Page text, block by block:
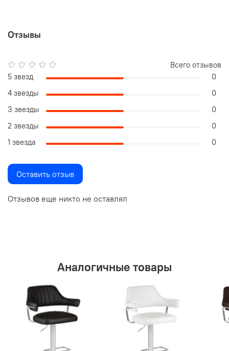
Отзывы
Отзывов еще никто не оставлял
Всего отзывов
5 звезд
0
4 звезды
0
3 звезды
0
2 звезды
0
1 звезда
0
Оставить отзыв
Аналогичные товары